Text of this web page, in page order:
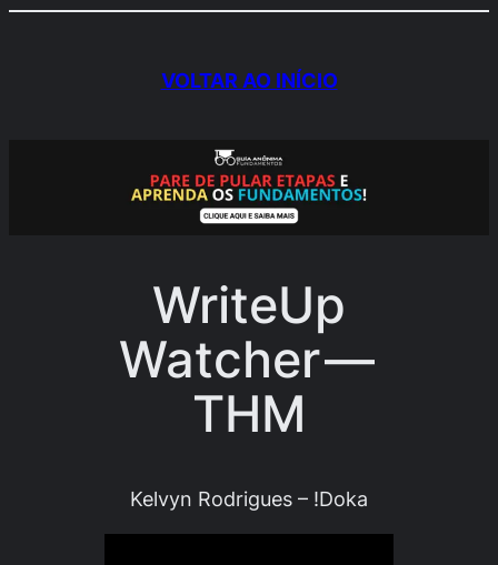
VOLTAR AO INÍCIO
WriteUp
Watcher —
THM
Kelvyn Rodrigues – !Doka